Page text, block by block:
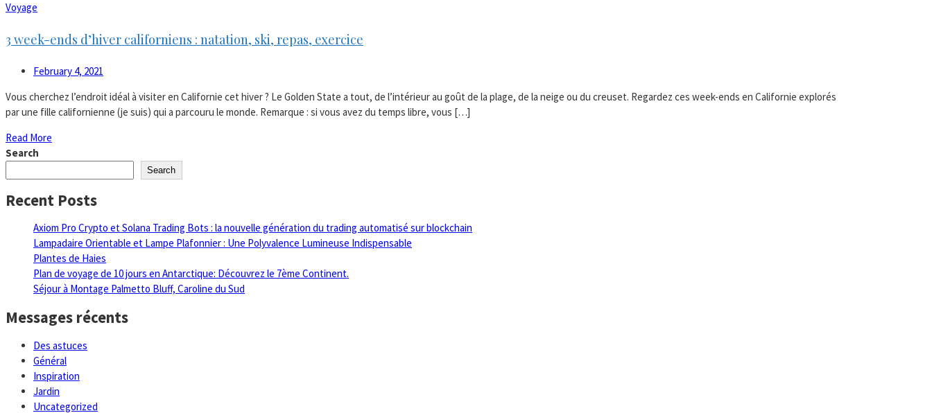
Voyage
3 week-ends d’hiver californiens : natation, ski, repas, exercice
February 4, 2021
Vous cherchez l’endroit idéal à visiter en Californie cet hiver ? Le Golden State a tout, de l’intérieur au goût de la plage, de la neige ou du creuset. Regardez ces week-ends en Californie explorés
par une fille californienne (je suis) qui a parcouru le monde. Remarque : si vous avez du temps libre, vous […]
Read More
Search
Search
Recent Posts
Axiom Pro Crypto et Solana Trading Bots : la nouvelle génération du trading automatisé sur blockchain
Lampadaire Orientable et Lampe Plafonnier : Une Polyvalence Lumineuse Indispensable
Plantes de Haies
Plan de voyage de 10 jours en Antarctique: Découvrez le 7ème Continent.
Séjour à Montage Palmetto Bluff, Caroline du Sud
Messages récents
Des astuces
Général
Inspiration
Jardin
Uncategorized